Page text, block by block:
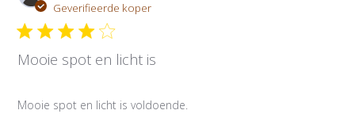
Geverifieerde koper
Mooie spot en licht is
Mooie spot en licht is voldoende.